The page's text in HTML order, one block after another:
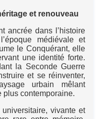
et renouveau
ancrée dans l’histoire
médiévale et
le Conquérant, elle
une identité forte.
la Seconde Guerre
et se réinventer,
urbain mêlant
plus contemporaine.
vivante et